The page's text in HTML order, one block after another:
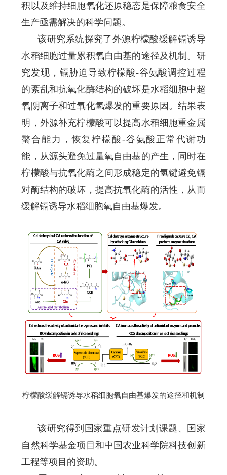
积以及维持细胞氧化还原稳态是保障粮食安全
生产亟需解决的科学问题。
该研究系统探究了外源柠檬酸缓解镉诱导
水稻细胞过量累积氧自由基的途径及机制。研
究发现，镉胁迫导致柠檬酸-谷氨酸调控过程
的紊乱和抗氧化酶结构的破坏是水稻细胞中超
氧阴离子和过氧化氢爆发的重要原因。结果表
明，外源补充柠檬酸可以提高水稻细胞重金属
螯合能力，恢复柠檬酸-谷氨酸正常代谢功
能，从源头避免过量氧自由基的产生，同时在
柠檬酸与抗氧化酶之间形成稳定的氢键避免镉
对酶结构的破坏，提高抗氧化酶的活性，从而
缓解镉诱导水稻细胞氧自由基爆发。
柠檬酸缓解镉诱导水稻细胞氧自由基爆发的途径和机制
该研究得到国家重点研发计划课题、国家
自然科学基金项目和中国农业科学院科技创新
工程等项目的资助。